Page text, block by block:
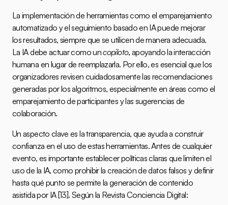
La implementación de herramientas como el emparejamiento
automatizado y el seguimiento basado en IA puede mejorar
los resultados, siempre que se utilicen de manera adecuada.
La IA debe actuar como un copiloto, apoyando la interacción
humana en lugar de reemplazarla. Por ello, es esencial que los
organizadores revisen cuidadosamente las recomendaciones
generadas por los algoritmos, especialmente en áreas como el
emparejamiento de participantes y las sugerencias de
colaboración.
Un aspecto clave es la transparencia, que ayuda a construir
confianza en el uso de estas herramientas. Antes de cualquier
evento, es importante establecer políticas claras que limiten el
uso de la IA, como prohibir la creación de datos falsos y definir
hasta qué punto se permite la generación de contenido
asistida por IA [13]. Según la Revista Conciencia Digital: